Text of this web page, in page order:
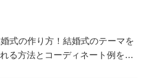
婚式の作り方！結婚式のテーマを
る方法とコーディネート例を解